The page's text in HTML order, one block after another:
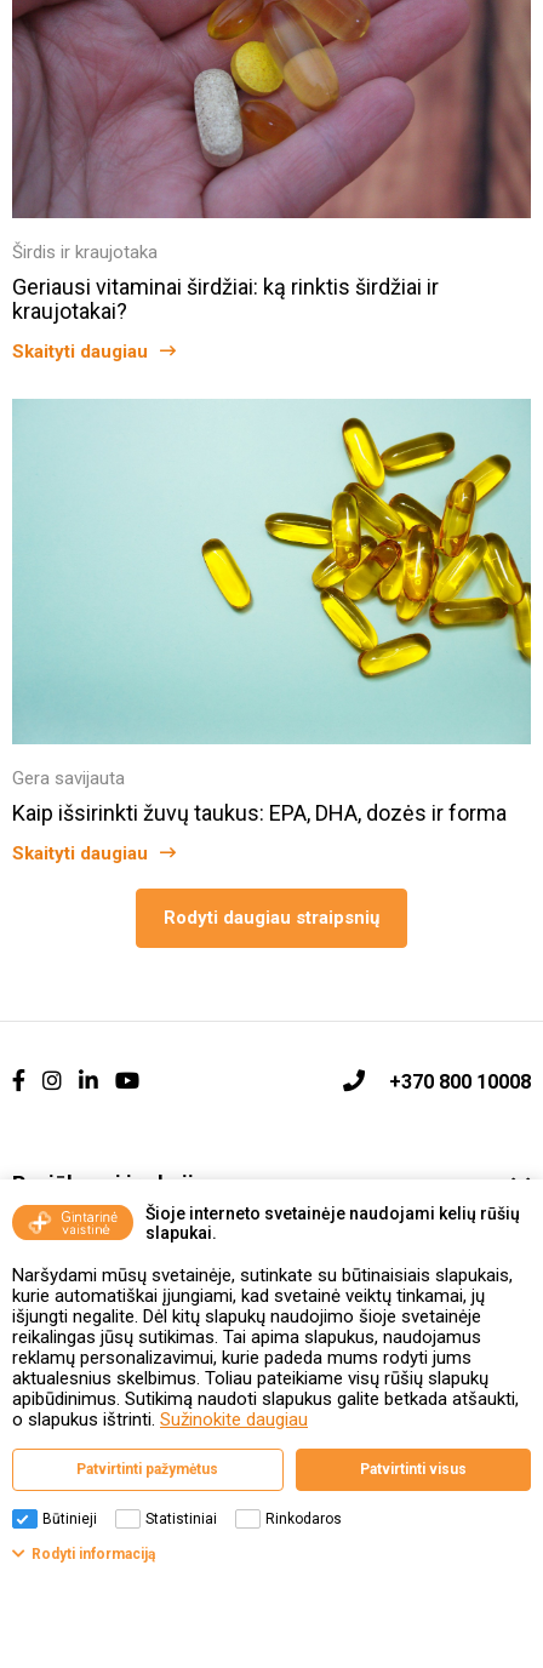
Šioje interneto svetainėje naudojami kelių rūšių
slapukai.
Naršydami mūsų svetainėje, sutinkate su būtinaisiais slapukais,
kurie automatiškai įjungiami, kad svetainė veiktų tinkamai, jų
išjungti negalite. Dėl kitų slapukų naudojimo šioje svetainėje
reikalingas jūsų sutikimas. Tai apima slapukus, naudojamus
reklamų personalizavimui, kurie padeda mums rodyti jums
aktualesnius skelbimus. Toliau pateikiame visų rūšių slapukų
apibūdinimus. Sutikimą naudoti slapukus galite betkada atšaukti,
o slapukus ištrinti. Sužinokite daugiau
Patvirtinti pažymėtus Patvirtinti visus
Būtinieji Statistiniai Rinkodaros
Rodyti informaciją
Širdis ir kraujotaka
Geriausi vitaminai širdžiai: ką rinktis širdžiai ir
kraujotakai?
Skaityti daugiau
Gera savijauta
Kaip išsirinkti žuvų taukus: EPA, DHA, dozės ir forma
Skaityti daugiau
Rodyti daugiau straipsnių
+370 800 10008
Pasiūlymai ir akcijos
Vakcinavimo tvarka ir taisyklės
Kontaktai ir Karjera
Taisyklės ir politika
Valstybinė vaistų kontrolės tarnyba
prie Lietuvos Respublikos sveikatos apsaugos ministerijos
Studentų g. 45A, 08107 Vilnius | +370 5 263 9264
www.vvkt.lt | vvkt@vvkt.lt